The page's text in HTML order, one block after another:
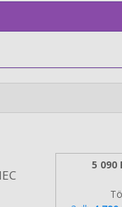
5 090